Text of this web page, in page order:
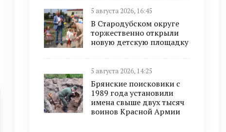
5 августа 2026, 16:45
В Стародубском округе
торжественно открыли
новую детскую площадку
5 августа 2026, 14:25
Брянские поисковики с
1989 года установили
имена свыше двух тысяч
воинов Красной Армии